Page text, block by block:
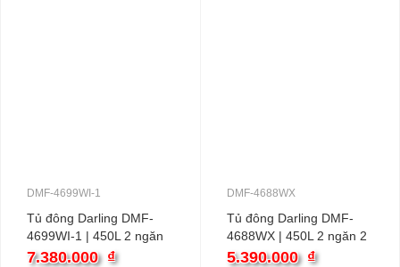
DMF-4699WI-1
Tủ đông Darling DMF-
4699WI-1 | 450L 2 ngăn
2 cánh
7.380.000 ₫
DMF-4688WX
Tủ đông Darling DMF-
4688WX | 450L 2 ngăn 2
cánh
5.390.000 ₫